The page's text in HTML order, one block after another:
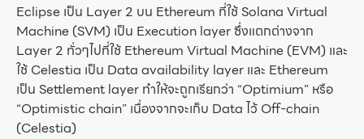
Eclipse เป็น Layer 2 บน Ethereum ที่ใช้ Solana Virtual
Machine (SVM) เป็น Execution layer ซึ่งแตกต่างจาก
Layer 2 ทั่วๆไปที่ใช้ Ethereum Virtual Machine (EVM) และ
ใช้ Celestia เป็น Data availability layer และ Ethereum
เป็น Settlement layer ทำให้จะถูกเรียกว่า “Optimium” หรือ
“Optimistic chain” เนื่องจากจะเก็บ Data ไว้ Off-chain
(Celestia)